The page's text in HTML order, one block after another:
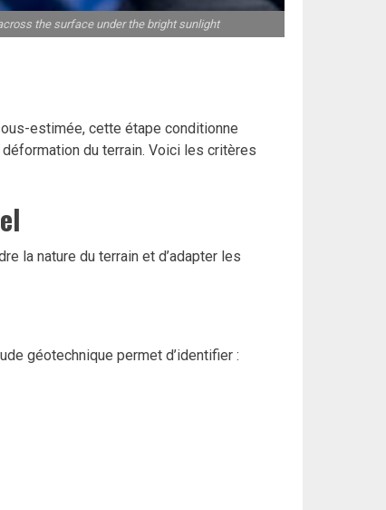
the surface under the bright sunlight
estimée, cette étape conditionne
du terrain. Voici les critères
la nature du terrain et d’adapter les
géotechnique permet d’identifier :